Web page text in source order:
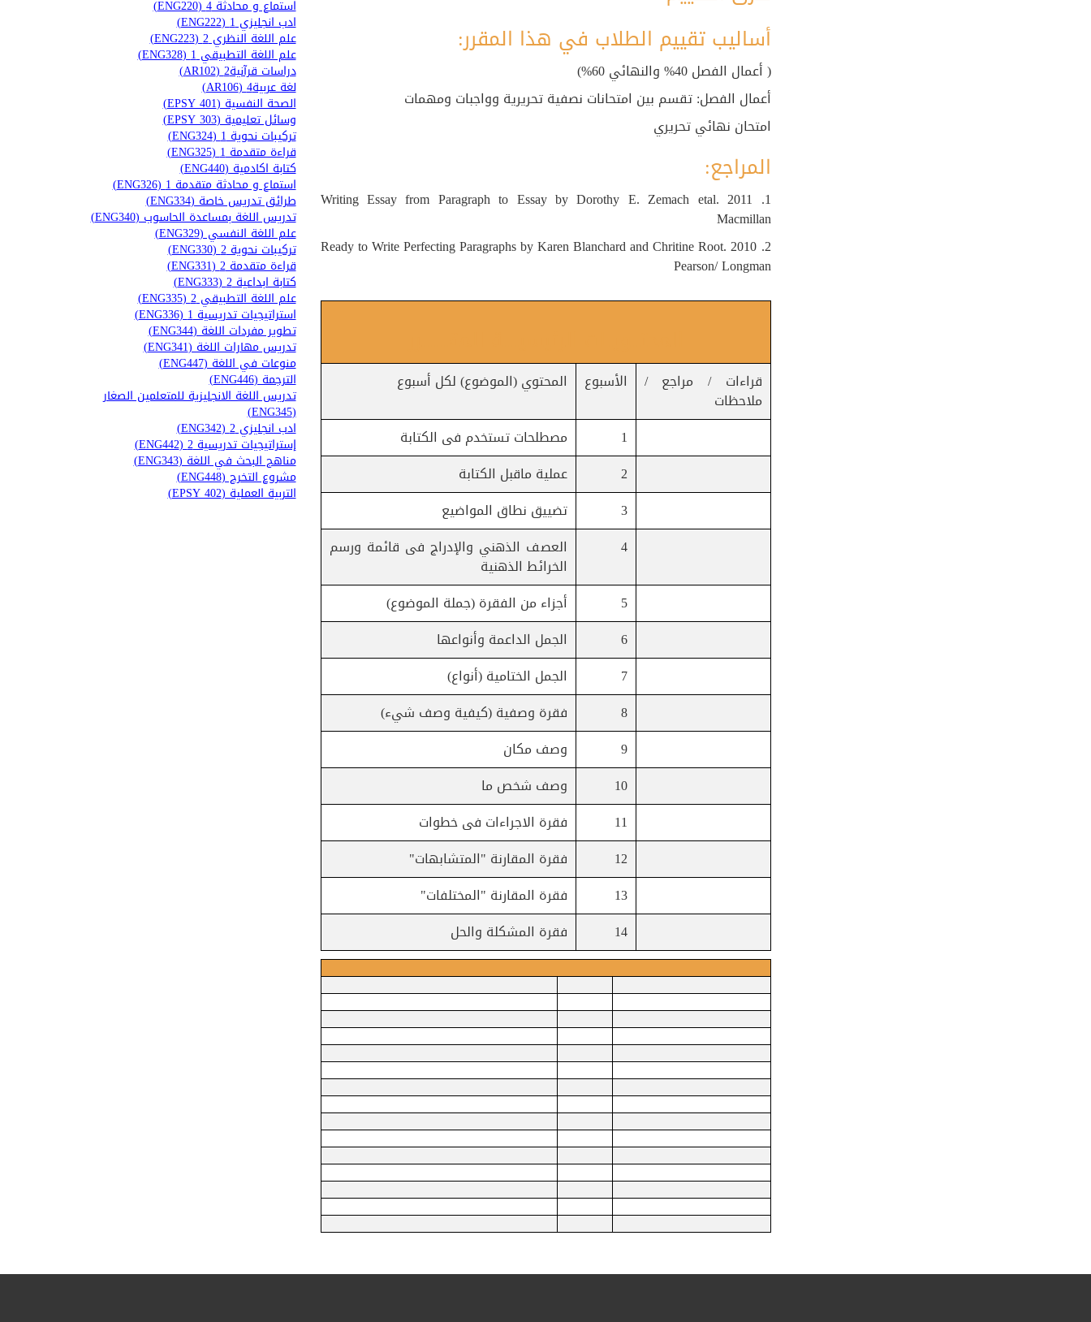
أساليب تقييم الطلاب في هذا المقرر:
( أعمال الفصل 40% والنهائي 60%)
أعمال الفصل: تقسم بين امتحانات نصفية تحريرية وواجبات ومهمات
امتحان نهائي تحريري
المراجع:
1. Writing Essay from Paragraph to Essay by Dorothy E. Zemach etal. 2011
Macmillan
2. Ready to Write Perfecting Paragraphs by Karen Blanchard and Chritine Root. 2010
Pearson/ Longman
قراءات / مراجع /
ملاحظات
الأسبوع المحتوي (الموضوع) لكل أسبوع
1
مصطلحات تستخدم فى الكتابة
2
عملية ماقبل الكتابة
3
تضييق نطاق المواضيع
4
العصف الذهني والإدراج فى قائمة ورسم
الخرائط الذهنية
5
أجزاء من الفقرة (جملة الموضوع)
6
الجمل الداعمة وأنواعها
7
الجمل الختامية (أنواع)
8
فقرة وصفية (كيفية وصف شيء)
9
وصف مكان
10
وصف شخص ما
11
فقرة الاجراءات فى خطوات
12
فقرة المقارنة "المتشابهات"
13
فقرة المقارنة "المختلفات"
14
فقرة المشكلة والحل
استماع و محادثة 4 (ENG220)
ادب انجليزي 1 (ENG222)
علم اللغة النظري 2 (ENG223)
علم اللغة التطبيقي 1 (ENG328)
دراسات قرآنية2 (AR102)
لغة عربية4 (AR106)
الصحة النفسية (EPSY 401)
وسائل تعليمية (EPSY 303)
تركيبات نحوية 1 (ENG324)
قراءة متقدمة 1 (ENG325)
كتابة اكادمية (ENG440)
استماع و محادثة متقدمة 1 (ENG326)
طرائق تدريس خاصة (ENG334)
تدريس اللغة بمساعدة الحاسوب (ENG340)
علم اللغة النفسي (ENG329)
تركيبات نحوية 2 (ENG330)
قراءة متقدمة 2 (ENG331)
كتابة ابداعية 2 (ENG333)
علم اللغة التطبيقي 2 (ENG335)
استراتيجيات تدريسية 1 (ENG336)
تطوير مفردات اللغة (ENG344)
تدريس مهارات اللغة (ENG341)
منوعات في اللغة (ENG447)
الترجمة (ENG446)
تدريس اللغة الانجليزية للمتعلمين الصغار
(ENG345)
ادب انجليزي 2 (ENG342)
إستراتيجيات تدريسية 2 (ENG442)
مناهج البحث في اللغة (ENG343)
مشروع التخرج (ENG448)
التربية العملية (EPSY 402)